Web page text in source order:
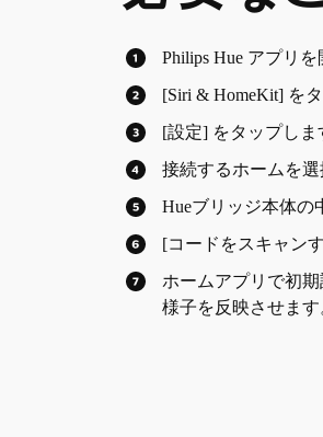
Philips Hue アプリ
[Siri & HomeKit] を
[設定] をタップしま
接続するホームを選
Hueブリッジ本体の
[コードをスキャン
ホームアプリで初
様子を反映させます